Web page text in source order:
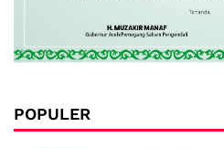
POPULER